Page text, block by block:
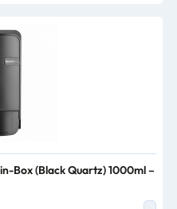
Box (Black Quartz) 1000ml –